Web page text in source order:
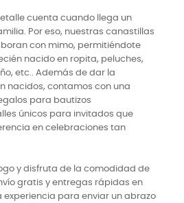
cuenta cuando llega un
Por eso, nuestras canastillas
con mimo, permitiéndote
nacido en ropita, peluches,
etc.. Además de dar la
nacidos, contamos con una
para bautizos
únicos para invitados que
en celebraciones tan
y disfruta de la comodidad de
gratis y entregas rápidas en
experiencia para enviar un abrazo